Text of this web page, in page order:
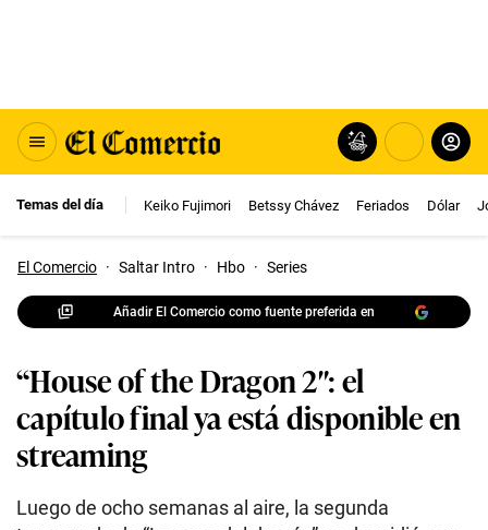
Temas del día Keiko Fujimori Betssy Chávez Feriados Dólar
El Comercio · Saltar Intro · Hbo · Series
Añadir El Comercio como fuente preferida en
“House of the Dragon 2″: el
capítulo final ya está disponible en
streaming
Luego de ocho semanas al aire, la segunda